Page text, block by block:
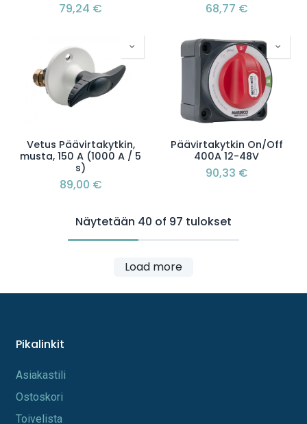
79,24 € 68,77 €
Vetus Päävirtakytkin,
musta, 150 A (1000 A / 5
s)
89,00 €
Päävirtakytkin On/Off
400A 12-48V
90,33 €
Näytetään 40 of 97 tulokset
Load more
Pikalinkit
A​s​iakastili
Os​toskori
Toi​velista